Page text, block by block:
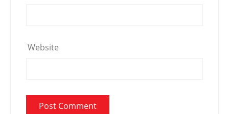
Website